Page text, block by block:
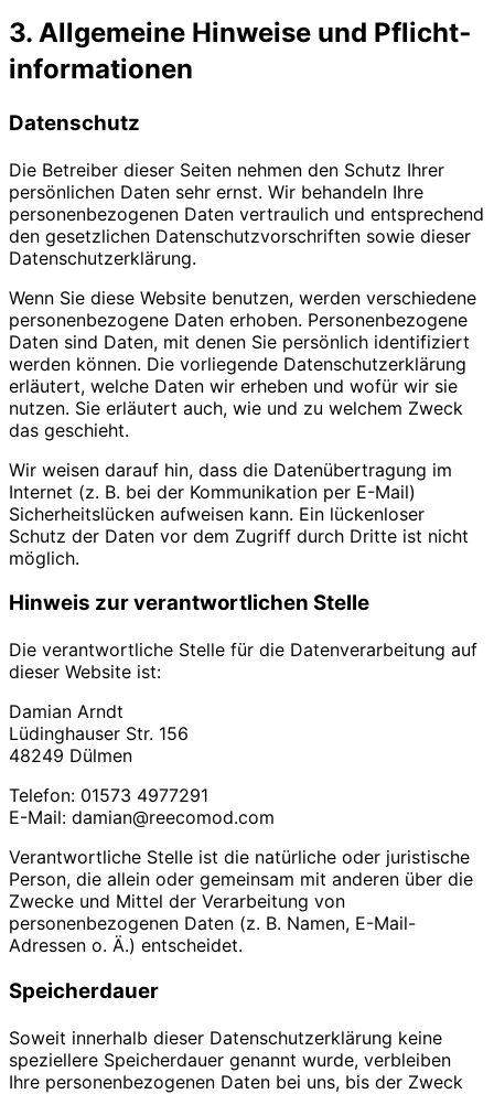
3. Allgemeine Hinweise und Pflicht­
informationen
Datenschutz
Die Betreiber dieser Seiten nehmen den Schutz Ihrer
persönlichen Daten sehr ernst. Wir behandeln Ihre
personenbezogenen Daten vertraulich und entsprechend
den gesetzlichen Datenschutzvorschriften sowie dieser
Datenschutzerklärung.
Wenn Sie diese Website benutzen, werden verschiedene
personenbezogene Daten erhoben. Personenbezogene
Daten sind Daten, mit denen Sie persönlich identifiziert
werden können. Die vorliegende Datenschutzerklärung
erläutert, welche Daten wir erheben und wofür wir sie
nutzen. Sie erläutert auch, wie und zu welchem Zweck
das geschieht.
Wir weisen darauf hin, dass die Datenübertragung im
Internet (z. B. bei der Kommunikation per E-Mail)
Sicherheitslücken aufweisen kann. Ein lückenloser
Schutz der Daten vor dem Zugriff durch Dritte ist nicht
möglich.
Hinweis zur verantwortlichen Stelle
Die verantwortliche Stelle für die Datenverarbeitung auf
dieser Website ist:
Damian Arndt
Lüdinghauser Str. 156
48249 Dülmen
Telefon: 01573 4977291
E-Mail: damian@reecomod.com
Verantwortliche Stelle ist die natürliche oder juristische
Person, die allein oder gemeinsam mit anderen über die
Zwecke und Mittel der Verarbeitung von
personenbezogenen Daten (z. B. Namen, E-Mail-
Adressen o. Ä.) entscheidet.
Speicherdauer
Soweit innerhalb dieser Datenschutzerklärung keine
speziellere Speicherdauer genannt wurde, verbleiben
Ihre personenbezogenen Daten bei uns, bis der Zweck